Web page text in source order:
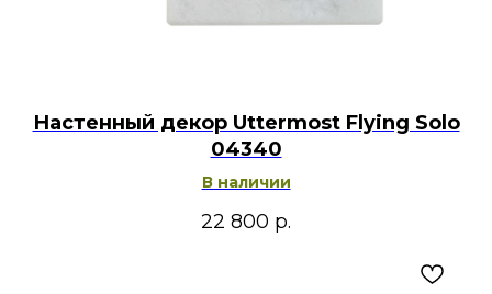
Настенный декор Uttermost Flying Solo
04340
В наличии
22 800 р.